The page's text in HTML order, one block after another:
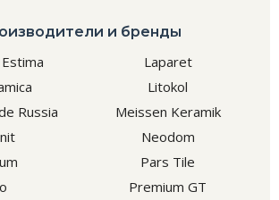
и бренды
Russia
Laparet
Litokol
Meissen Keramik
Neodom
Pars Tile
Premium GT